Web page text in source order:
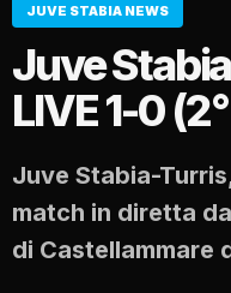
JUVE STABIA NEWS
Juve
LIVE 1-0
Juve Stabia-
match in diretta
di Castellammare